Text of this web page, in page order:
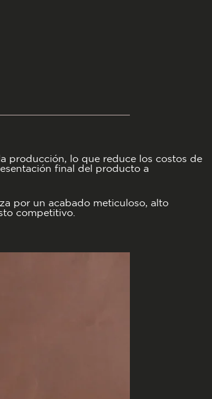
producción, lo que reduce los costos de
final del producto a
por un acabado meticuloso, alto
competitivo.